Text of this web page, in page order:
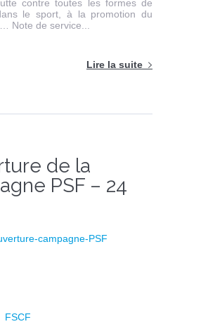
contre toutes les formes de
le sport, à la promotion du
Note de service...
Lire la suite
de la
PSF – 24
FSCF